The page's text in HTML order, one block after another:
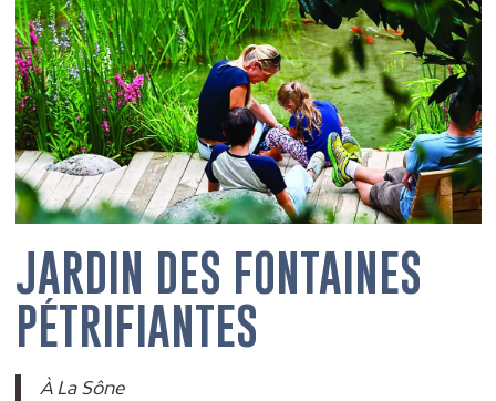
JARDIN DES FONTAINES
PÉTRIFIANTES
À La Sône